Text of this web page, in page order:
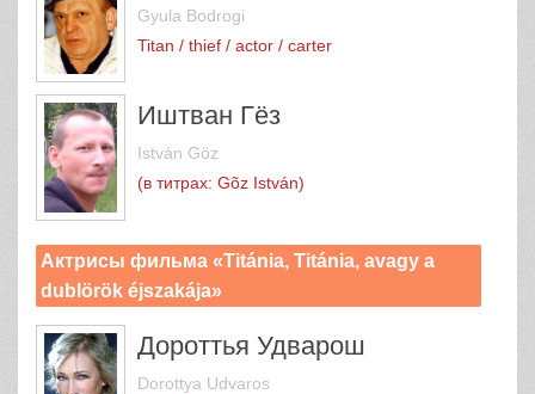
Gyula Bodrogi
Titan / thief / actor / carter
Иштван Гёз
István Göz
(в титрах: Gõz István)
Актрисы фильма «Titánia, Titánia, avagy a
dublörök éjszakája»
Дороттья Удварош
Dorottya Udvaros